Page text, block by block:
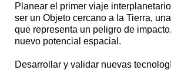
Planear el primer viaje
ser un Objeto cercano a la Tierra,
que representa un peligro de
nuevo potencial espacial.
Desarrollar y validar nuevas